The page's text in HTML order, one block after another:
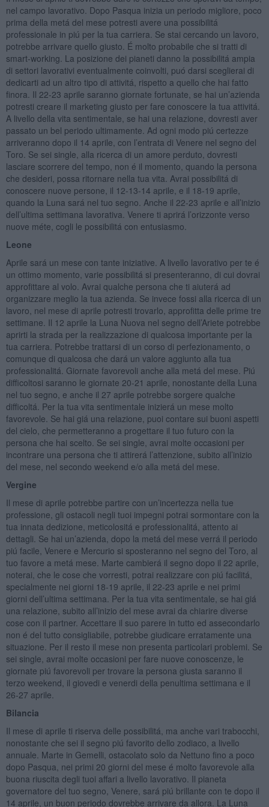
nel campo lavorativo. Dopo Pasqua inizia un periodo migliore, poco
prima della metá del mese potresti avere una possibilitá
professionale in piú per la tua carriera. Se stai cercando un lavoro,
potrebbe arrivare quello giusto. É molto probabile che si tratti di
smart-working. La posizione dei pianeti danno la possibilitá ampia
di settori lavorativi eventualmente coinvolti, puó darsi sceglierai di
dedicarti ad un altro tipo di attivitá, rispetto a quello che hai fatto
finora. Il 22-23 aprile saranno giornate fortunate, se hai un’azienda
potresti creare il marketing giusto per fare conoscere la tua attivitá.
A livello della vita sentimentale, se hai una relazione, dovresti aver
passato un bel periodo ultimamente. Ad ogni modo piú certezze
arriveranno dopo il 14 aprile, con l’entrata di Venere nel segno del
Toro. Se sei single, alla ricerca di un amore perduto, dovresti
lasciare scorrere del tempo, non é il momento, quando la persona
che desideri, possa ritornare nella tua vita. Avrai possibilitá di
conoscere nuove persone, il 12-13-14 aprile, e il 18-19 aprile,
quando la Luna sará nel tuo segno. Anche il 22-23 aprile e all’inizio
dell’ultima settimana lavorativa. Venere ti aprirá l’orizzonte verso
nuove méte, cogli le possibilitá con entusiasmo.
Leone
Aprile sará un mese con tante iniziative. A livello lavorativo per te é
un ottimo momento, varie possibilitá si presenteranno, di cui dovrai
approfittare al volo. Avrai qualche persona che ti aiuterá ad
organizzare meglio la tua azienda. Se invece fossi alla ricerca di un
lavoro, nel mese di aprile potresti trovarlo, approfitta delle prime tre
settimane. Il 12 aprile la Luna Nuova nel segno dell’Ariete potrebbe
aprirti la strada per la realizzazione di qualcosa importante per la
tua carriera. Potrebbe trattarsi di un corso di perfezionamento, o
comunque di qualcosa che dará un valore aggiunto alla tua
professionalitá. Giornate favorevoli anche alla metá del mese. Piú
difficoltosi saranno le giornate 20-21 aprile, nonostante della Luna
nel tuo segno, e anche il 27 aprile potrebbe sorgere qualche
difficoltá. Per la tua vita sentimentale inizierá un mese molto
favorevole. Se hai giá una relazione, puoi contare sui buoni aspetti
del cielo, che permetteranno a progettare il tuo futuro con la
persona che hai scelto. Se sei single, avrai molte occasioni per
incontrare una persona che ti attirerá l’attenzione, subito all’inizio
del mese, nel secondo weekend e/o alla metá del mese.
Vergine
Il mese di aprile potrebbe partire con un’incertezza nella tue
professione, gli ostacoli negli tuoi impegni potrai sormontare con la
tua innata dedizione, meticolositá e professionalitá, attento ai
dettagli. Se hai un’azienda, dopo la metá del mese verrá il periodo
piú facile, Venere e Mercurio si sposteranno nel segno del Toro, al
tuo favore a metá mese. Marte cambierá il segno dopo il 22 aprile,
noterai, che le cose che vorresti, potrai realizzare con piú facilitá,
specialmente nei giorni 18-19 aprile, il 22-23 aprile e nei primi
giorni dell’ultima settimana. Per la tua vita sentimentale, se hai giá
una relazione, subito all’inizio del mese avrai da chiarire diverse
cose con il partner. Accettare il suo parere in tutto ed assecondarlo
non é del tutto consigliabile, potrebbe giudicare erratamente una
situazione. Per il resto il mese non presenta particolari problemi. Se
sei single, avrai molte occasioni per fare nuove conoscenze, le
giornate piú favorevoli per trovare la persona giusta saranno il
terzo weekend, il giovedi e venerdi della penultima settimana e il
26-27 aprile.
Bilancia
Il mese di aprile ti riserva delle possibilitá, ma anche vari trabocchi,
nonostante che sei il segno piú favorito dello zodiaco, a livello
annuale. Marte in Gemelli, ostacolato solo da Nettuno fino a poco
dopo Pasqua, nei primi 20 giorni del mese é molto favorevole alla
buona riuscita degli tuoi affari a livello lavorativo. Il pianeta
governatore del tuo segno, Venere, sará piú brillante con te dopo il
14 aprile, un buon periodo dovrebbe arrivare da allora. La Luna